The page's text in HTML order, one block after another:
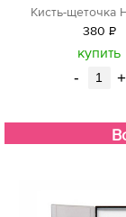
Кисть-щеточка
380 Р
уб.
купить
- +